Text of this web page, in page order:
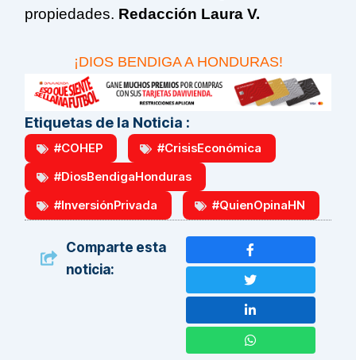
propiedades. Redacción Laura V.
¡DIOS BENDIGA A HONDURAS!
Etiquetas de la Noticia :
#COHEP
#CrisisEconómica
#DiosBendigaHonduras
#InversiónPrivada
#QuienOpinaHN
Comparte esta
noticia: